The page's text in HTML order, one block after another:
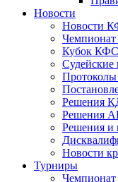
Новости
Новости
Кубок КФС
Судейские
Протоколы
Решения
Решения
Решения и
Новости
Турниры